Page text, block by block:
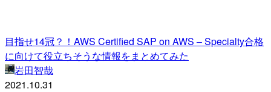
目指せ14冠？！AWS Certified SAP on AWS – Specialty合格
に向けて役立ちそうな情報をまとめてみた
岩田智哉
2021.10.31